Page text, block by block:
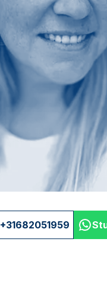
+31682051959